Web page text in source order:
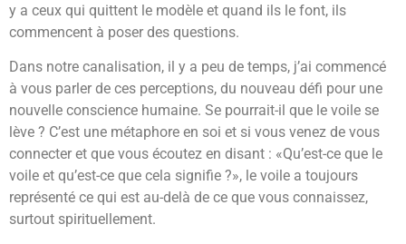
y a ceux qui quittent le modèle et quand ils le font, ils
commencent à poser des questions.
Dans notre canalisation, il y a peu de temps, j’ai commencé
à vous parler de ces perceptions, du nouveau défi pour une
nouvelle conscience humaine. Se pourrait-il que le voile se
lève ? C’est une métaphore en soi et si vous venez de vous
connecter et que vous écoutez en disant : «Qu’est-ce que le
voile et qu’est-ce que cela signifie ?», le voile a toujours
représenté ce qui est au-delà de ce que vous connaissez,
surtout spirituellement.